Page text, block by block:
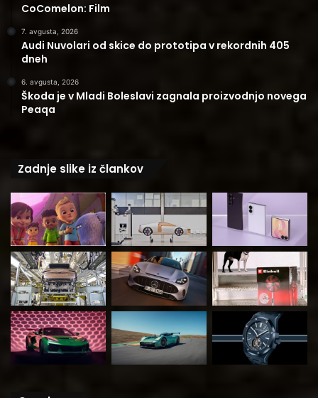
CoComelon: Film
7. avgusta, 2026
Audi Nuvolari od skice do prototipa v rekordnih 405
dneh
6. avgusta, 2026
Škoda je v Mladi Boleslavi zagnala proizvodnjo novega
Peaqa
Zadnje slike iz člankov